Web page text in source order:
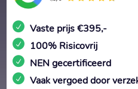
Vaste prijs €395,-
100% Risicovrij
NEN gecertificeerd
Vaak vergoed door